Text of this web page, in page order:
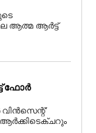
ആത്മ ആർട്ട്
ഫോർ
വിൻസെന്റ്'
ആർക്കിടെക്ചറും